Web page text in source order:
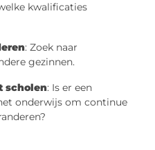
kwalificaties
: Zoek naar
gezinnen.
scholen: Is er een
onderwijs om continue